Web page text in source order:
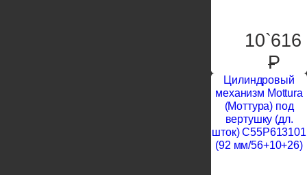
10`616
P
Цилиндровый
механизм Mottura
(Моттура) под
вертушку (дл.
шток) C55P613101
(92 мм/56+10+26)